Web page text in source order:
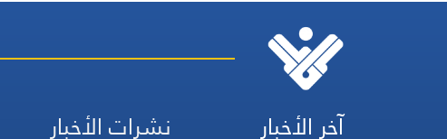
آخر الأخبار نشرات الأخبار